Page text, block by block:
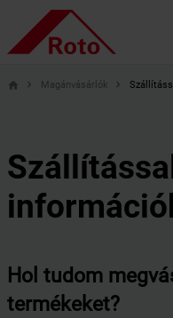
home Magánvásárlók
Hol tudom
termékeket?